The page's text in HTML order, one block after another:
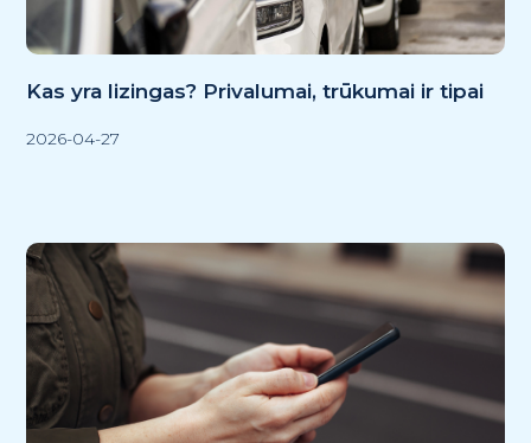
Kas yra lizingas? Privalumai, trūkumai ir tipai
2026-04-27